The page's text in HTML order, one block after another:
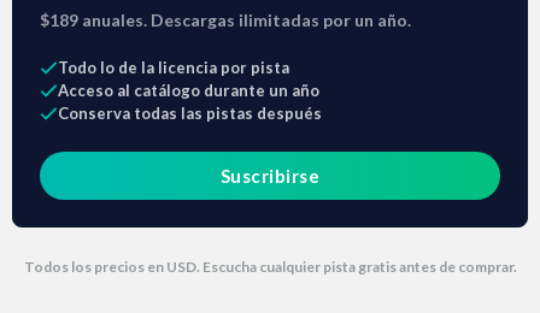
$189 anuales. Descargas ilimitadas por un año.
Todo lo de la licencia por pista
Acceso al catálogo durante un año
Conserva todas las pistas después
Suscribirse
Todos los precios en USD. Escucha cualquier pista gratis antes de comprar.